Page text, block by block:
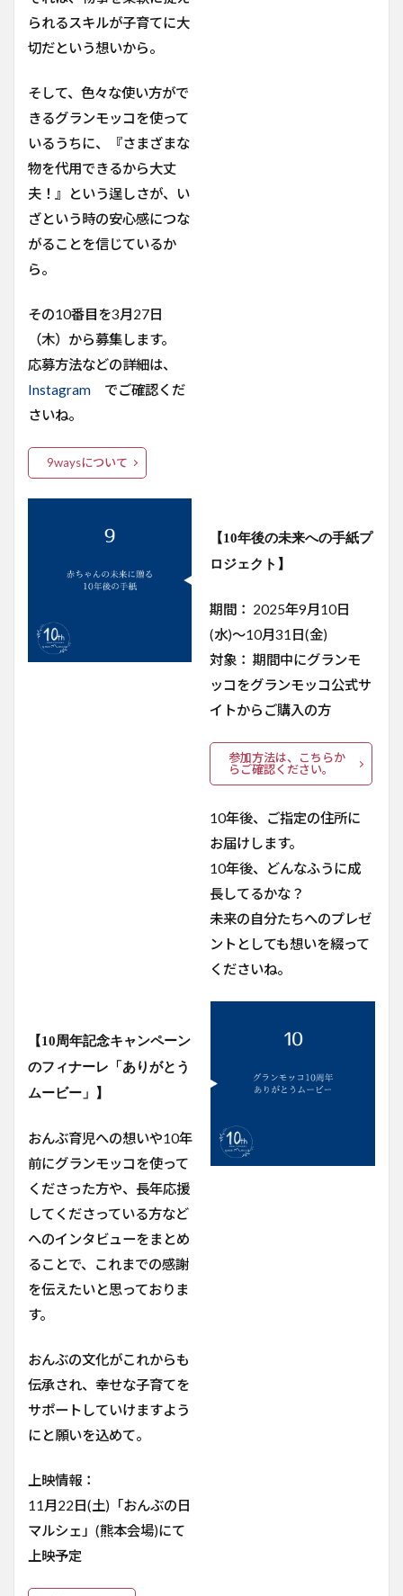
られるスキルが子育てに大
切だという想いから。
そして、色々な使い方がで
きるグランモッコを使って
いるうちに、『さまざまな
物を代用できるから大丈
夫！』という逞しさが、い
ざという時の安心感につな
がることを信じているか
ら。
その10番目を3月27日
（木）から募集します。
応募方法などの詳細は、
Instagram でご確認くだ
さいね。
9waysについて
【10年後の未来への手紙プ
ロジェクト】
期間： 2025年9月10日
(水)〜10月31日(金)
対象： 期間中にグランモ
ッコをグランモッコ公式サ
イトからご購入の方
参加方法は、こちらか
らご確認ください。
10年後、ご指定の住所に
お届けします。
10年後、どんなふうに成
長してるかな？
未来の自分たちへのプレゼ
ントとしても想いを綴って
くださいね。
【10周年記念キャンペーン
のフィナーレ「ありがとう
ムービー」】
おんぶ育児への想いや10年
前にグランモッコを使って
くださった方や、長年応援
してくださっている方など
へのインタビューをまとめ
ることで、これまでの感謝
を伝えたいと思っておりま
す。
おんぶの文化がこれからも
伝承され、幸せな子育てを
サポートしていけますよう
にと願いを込めて。
上映情報：
11月22日(土)「おんぶの日
マルシェ」(熊本会場)にて
上映予定